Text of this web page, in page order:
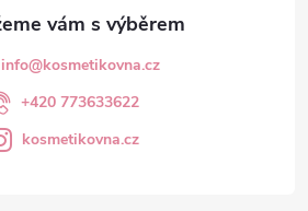
info@kosmetikovna.cz
+420 773633622
kosmetikovna.cz